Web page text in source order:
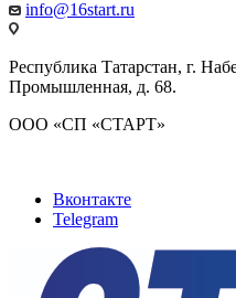
info@16start.ru
Республика Татарстан, г.
Промышленная, д. 68.
ООО «СП «СТАРТ»
Вконтакте
Telegram